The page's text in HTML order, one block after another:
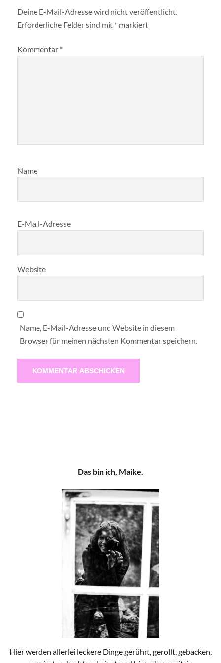
Deine E-Mail-Adresse wird nicht veröffentlicht.
Erforderliche Felder sind mit * markiert
Kommentar *
Name
E-Mail-Adresse
Website
Name, E-Mail-Adresse und Website in diesem
Browser für meinen nächsten Kommentar speichern.
Das bin ich, Maike.
Hier werden allerlei leckere Dinge gerührt, gerollt, gebacken,